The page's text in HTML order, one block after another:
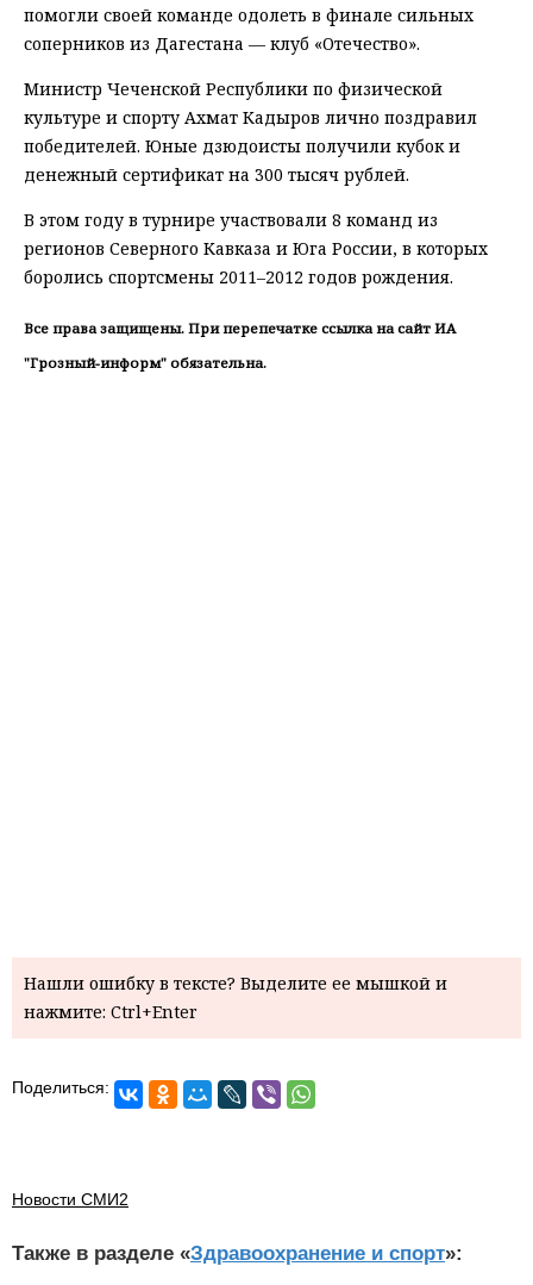
помогли своей команде одолеть в финале сильных
соперников из Дагестана — клуб «Отечество».
Министр Чеченской Республики по физической
культуре и спорту Ахмат Кадыров лично поздравил
победителей. Юные дзюдоисты получили кубок и
денежный сертификат на 300 тысяч рублей.
В этом году в турнире участвовали 8 команд из
регионов Северного Кавказа и Юга России, в которых
боролись спортсмены 2011–2012 годов рождения.
Все права защищены. При перепечатке ссылка на сайт ИА
"Грозный-информ" обязательна.
Нашли ошибку в тексте? Выделите ее мышкой и
нажмите: Ctrl+Enter
Поделиться:
Новости СМИ2
Также в разделе «Здравоохранение и спорт»: